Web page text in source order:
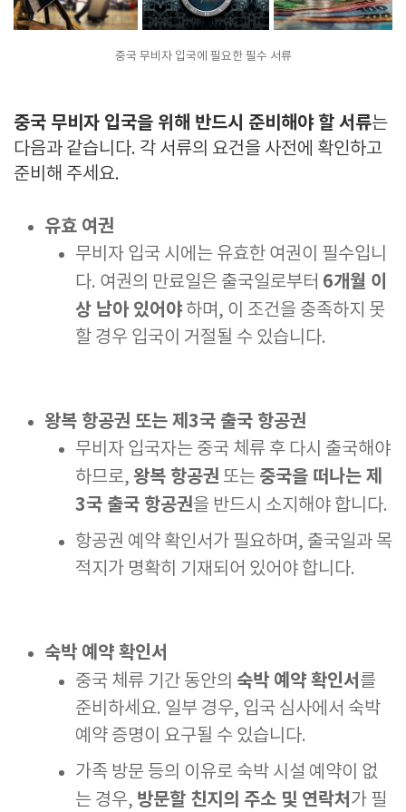
중국 무비자 입국에 필요한 필수 서류
중국 무비자 입국을 위해 반드시 준비해야 할 서류는
다음과 같습니다. 각 서류의 요건을 사전에 확인하고
준비해 주세요.
유효 여권
무비자 입국 시에는 유효한 여권이 필수입니
다. 여권의 만료일은 출국일로부터 6개월 이
상 남아 있어야하며, 이 조건을 충족하지 못
할 경우 입국이 거절될 수 있습니다.
왕복 항공권 또는 제3국 출국 항공권
무비자 입국자는 중국 체류 후 다시 출국해야
하므로, 왕복 항공권 또는 중국을 떠나는 제
3국 출국 항공권을 반드시 소지해야 합니다.
항공권 예약 확인서가 필요하며, 출국일과 목
적지가 명확히 기재되어 있어야 합니다.
숙박 예약 확인서
중국 체류 기간 동안의 숙박 예약 확인서 를
준비하세요. 일부 경우, 입국 심사에서 숙박
예약 증명이 요구될 수 있습니다.
가족 방문 등의 이유로 숙박 시설 예약이 없
는 경우, 방문할 친지의 주소 및 연락처 가 필